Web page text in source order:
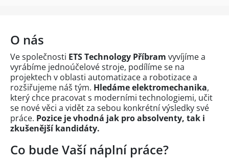
O nás
Ve společnosti ETS Technology Příbram vyvíjíme a
vyrábíme jednoúčelové stroje, podílíme se na
projektech v oblasti automatizace a robotizace a
rozšiřujeme náš tým. Hledáme elektromechanika,
který chce pracovat s moderními technologiemi, učit
se nové věci a vidět za sebou konkrétní výsledky své
práce. Pozice je vhodná jak pro absolventy, tak i
zkušenější kandidáty.
Co bude Vaší náplní práce?